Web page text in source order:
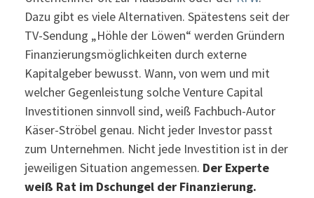
Dazu gibt es viele Alternativen. Spätestens seit der
TV-Sendung „Höhle der Löwen“ werden Gründern
Finanzierungsmöglichkeiten durch externe
Kapitalgeber bewusst. Wann, von wem und mit
welcher Gegenleistung solche Venture Capital
Investitionen sinnvoll sind, weiß Fachbuch-Autor
Käser-Ströbel genau. Nicht jeder Investor passt
zum Unternehmen. Nicht jede Investition ist in der
jeweiligen Situation angemessen. Der Experte
weiß Rat im Dschungel der Finanzierung.